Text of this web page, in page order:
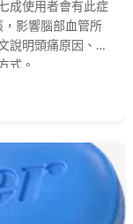
成使用者會有此症
影響腦部血管所
說明頭痛原因、如
式。